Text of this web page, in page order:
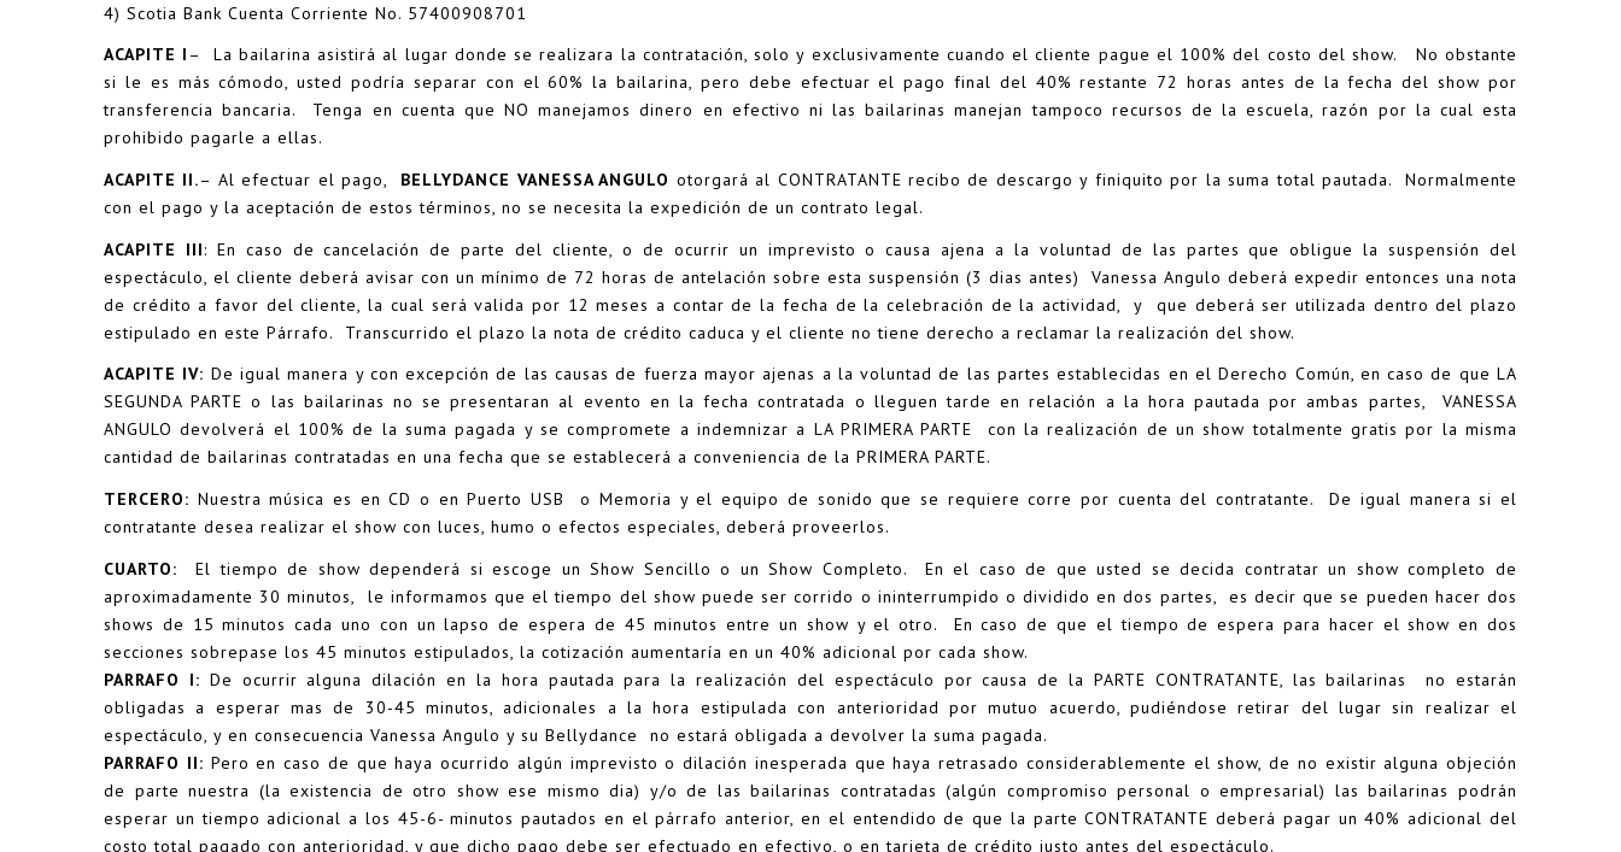
4) Scotia Bank Cuenta Corriente No. 57400908701
ACAPITE I – La bailarina asistirá al lugar donde se realizara la contratación, solo y exclusivamente cuando el cliente pague el 100% del costo del show. No obstante
si le es más cómodo, usted podría separar con el 60% la bailarina, pero debe efectuar el pago final del 40% restante 72 horas antes de la fecha del show por
transferencia bancaria. Tenga en cuenta que NO manejamos dinero en efectivo ni las bailarinas manejan tampoco recursos de la escuela, razón por la cual esta
prohibido pagarle a ellas.
ACAPITE II.– Al efectuar el pago, BELLYDANCE VANESSA ANGULO otorgará al CONTRATANTE recibo de descargo y finiquito por la suma total pautada. Normalmente
con el pago y la aceptación de estos términos, no se necesita la expedición de un contrato legal.
ACAPITE III: En caso de cancelación de parte del cliente, o de ocurrir un imprevisto o causa ajena a la voluntad de las partes que obligue la suspensión del
espectáculo, el cliente deberá avisar con un mínimo de 72 horas de antelación sobre esta suspensión (3 dias antes) Vanessa Angulo deberá expedir entonces una nota
de crédito a favor del cliente, la cual será valida por 12 meses a contar de la fecha de la celebración de la actividad, y que deberá ser utilizada dentro del plazo
estipulado en este Párrafo. Transcurrido el plazo la nota de crédito caduca y el cliente no tiene derecho a reclamar la realización del show.
ACAPITE IV: De igual manera y con excepción de las causas de fuerza mayor ajenas a la voluntad de las partes establecidas en el Derecho Común, en caso de que LA
SEGUNDA PARTE o las bailarinas no se presentaran al evento en la fecha contratada o lleguen tarde en relación a la hora pautada por ambas partes, VANESSA
ANGULO devolverá el 100% de la suma pagada y se compromete a indemnizar a LA PRIMERA PARTE con la realización de un show totalmente gratis por la misma
cantidad de bailarinas contratadas en una fecha que se establecerá a conveniencia de la PRIMERA PARTE.
TERCERO: Nuestra música es en CD o en Puerto USB o Memoria y el equipo de sonido que se requiere corre por cuenta del contratante. De igual manera si el
contratante desea realizar el show con luces, humo o efectos especiales, deberá proveerlos.
CUARTO: El tiempo de show dependerá si escoge un Show Sencillo o un Show Completo. En el caso de que usted se decida contratar un show completo de
aproximadamente 30 minutos, le informamos que el tiempo del show puede ser corrido o ininterrumpido o dividido en dos partes, es decir que se pueden hacer dos
shows de 15 minutos cada uno con un lapso de espera de 45 minutos entre un show y el otro. En caso de que el tiempo de espera para hacer el show en dos
secciones sobrepase los 45 minutos estipulados, la cotización aumentaría en un 40% adicional por cada show.
PARRAFO I: De ocurrir alguna dilación en la hora pautada para la realización del espectáculo por causa de la PARTE CONTRATANTE, las bailarinas no estarán
obligadas a esperar mas de 30-45 minutos, adicionales a la hora estipulada con anterioridad por mutuo acuerdo, pudiéndose retirar del lugar sin realizar el
espectáculo, y en consecuencia Vanessa Angulo y su Bellydance no estará obligada a devolver la suma pagada.
PARRAFO II: Pero en caso de que haya ocurrido algún imprevisto o dilación inesperada que haya retrasado considerablemente el show, de no existir alguna objeción
de parte nuestra (la existencia de otro show ese mismo dia) y/o de las bailarinas contratadas (algún compromiso personal o empresarial) las bailarinas podrán
esperar un tiempo adicional a los 45-6- minutos pautados en el párrafo anterior, en el entendido de que la parte CONTRATANTE deberá pagar un 40% adicional del
costo total pagado con anterioridad, y que dicho pago debe ser efectuado en efectivo, o en tarjeta de crédito justo antes del espectáculo.